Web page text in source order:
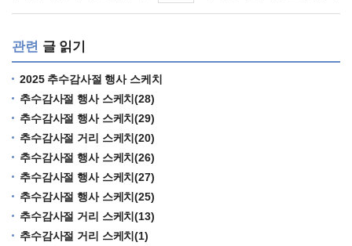
관련 글 읽기
2025 추수감사절 행사 스케치
추수감사절 행사 스케치(28)
추수감사절 행사 스케치(29)
추수감사절 거리 스케치(20)
추수감사절 행사 스케치(26)
추수감사절 행사 스케치(27)
추수감사절 행사 스케치(25)
추수감사절 거리 스케치(13)
추수감사절 거리 스케치(1)